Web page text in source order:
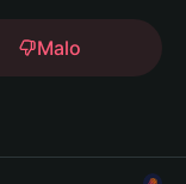
Malo